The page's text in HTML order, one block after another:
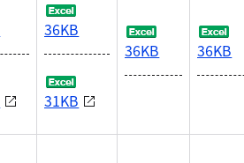
36KB
31KB
36KB 36KB